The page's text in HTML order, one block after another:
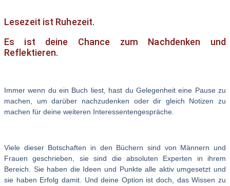
Lesezeit ist Ruhezeit.
Es ist deine Chance zum Nachdenken und
Reflektieren.
Immer wenn du ein Buch liest, hast du Gelegenheit eine Pause zu
machen, um darüber nachzudenken oder dir gleich Notizen zu
machen für deine weiteren Interessentengespräche.
Viele dieser Botschaften in den Büchern sind von Männern und
Frauen geschrieben, sie sind die absoluten Experten in ihrem
Bereich. Sie haben die Ideen und Punkte alle aktiv umgesetzt und
sie haben Erfolg damit. Und deine Option ist doch, das Wissen zu